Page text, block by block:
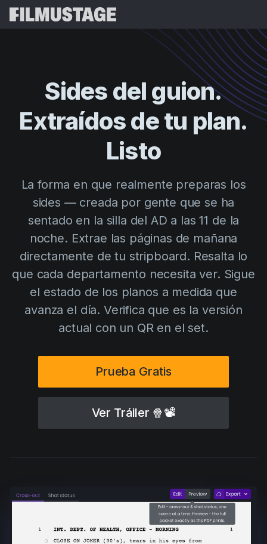
Storyboards & Shot Lists
Shooting Schedules
Script Analysis
Script Synopsis
Script Sides
Orden de Rodaje
AI Agent
Precios
Blog
Cinemagic
Directing
Distribution
Education
Events
Guides
Legal
Pre-production
Programa de Referidos
Plantillas
Guías
Videos
Centro de Ayuda
Iniciar
Probar
Sides del guion.
Extraídos de tu plan.
Listo
La forma en que realmente preparas los
sides — creada por gente que se ha
sentado en la silla del AD a las 11 de la
noche. Extrae las páginas de mañana
directamente de tu stripboard. Resalta lo
que cada departamento necesita ver. Sigue
el estado de los planos a medida que
avanza el día. Verifica que es la versión
actual con un QR en el set.
Prueba Gratis
Ver Tráiler 🍿📽